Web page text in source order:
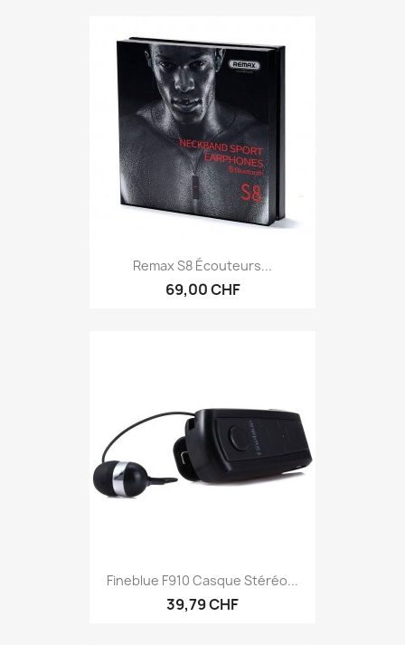
Remax S8 Écouteurs...
69,00 CHF
Fineblue F910 Casque Stéréo...
39,79 CHF